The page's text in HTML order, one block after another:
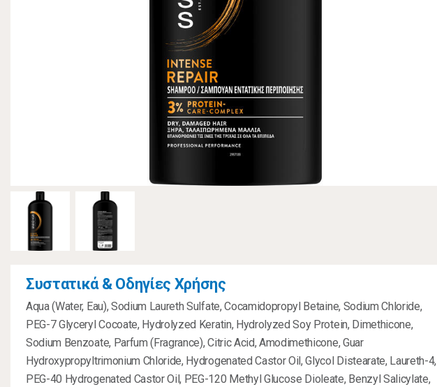
Συστατικά & Οδηγίες Χρήσης
Aqua (Water, Eau), Sodium Laureth Sulfate, Cocamidopropyl Betaine, Sodium Chloride,
PEG-7 Glyceryl Cocoate, Hydrolyzed Keratin, Hydrolyzed Soy Protein, Dimethicone,
Sodium Benzoate, Parfum (Fragrance), Citric Acid, Amodimethicone, Guar
Hydroxypropyltrimonium Chloride, Hydrogenated Castor Oil, Glycol Distearate, Laureth-4,
PEG-40 Hydrogenated Castor Oil, PEG-120 Methyl Glucose Dioleate, Benzyl Salicylate,